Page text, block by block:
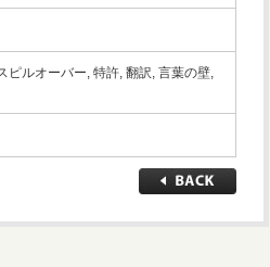
ピルオーバー, 特許, 翻訳, 言葉の壁,